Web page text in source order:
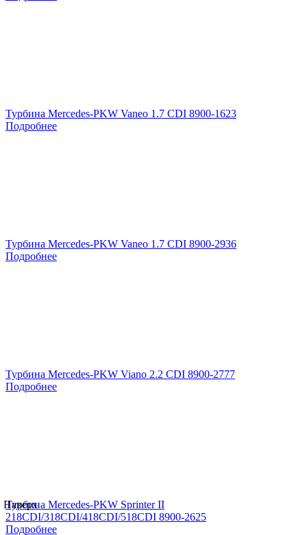
Турбина Mercedes-PKW Vaneo 1.7 CDI 8900-1623
Подробнее
Турбина Mercedes-PKW Vaneo 1.7 CDI 8900-2936
Подробнее
Турбина Mercedes-PKW Viano 2.2 CDI 8900-2777
Подробнее
Турбина Mercedes-PKW Sprinter II
218CDI/318CDI/418CDI/518CDI 8900-2625
Подробнее
Наверх